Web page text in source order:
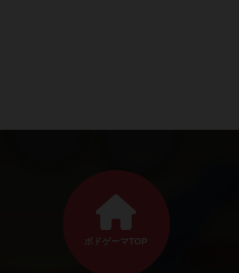
ボドゲーマTOP